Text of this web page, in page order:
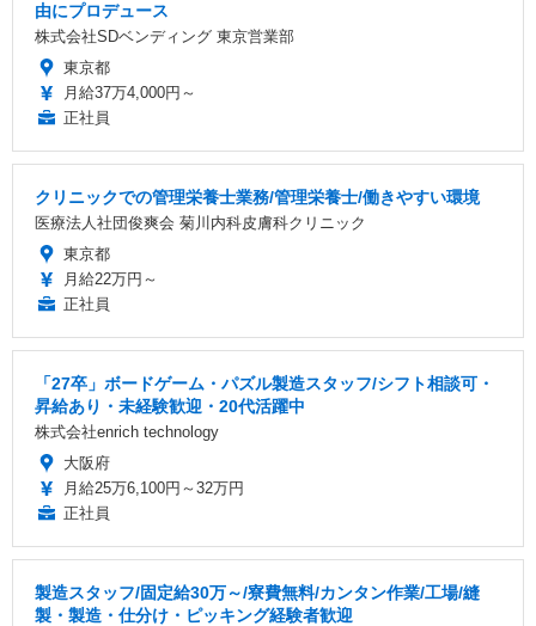
由にプロデュース
株式会社SDベンディング 東京営業部
東京都
月給37万4,000円～
正社員
クリニックでの管理栄養士業務/管理栄養士/働きやすい環境
医療法人社団俊爽会 菊川内科皮膚科クリニック
東京都
月給22万円～
正社員
「27卒」ボードゲーム・パズル製造スタッフ/シフト相談可・
昇給あり・未経験歓迎・20代活躍中
株式会社enrich technology
大阪府
月給25万6,100円～32万円
正社員
製造スタッフ/固定給30万～/寮費無料/カンタン作業/工場/縫
製・製造・仕分け・ピッキング経験者歓迎